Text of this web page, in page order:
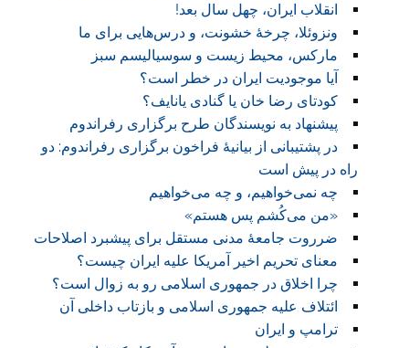
انقلاب ایران، چهل سال بعد!
ونزوئلا، چرخۀ خشونت، و درس‌هایی برای ما
مارکس، محیط زیست و سوسیالیسم سبز
آیا موجودیت ایران در خطر است؟
کودتای رضا خان یا گنادی یانایف؟
پیشنهاد به نویسندگان طرح برگزاری رفراندوم
در پشتیبانی از بیانیهٔ فراخون برگزاری رفراندوم: دو
راه در پیش است
چه نمی‌خواهیم، و چه می‌خواهیم
«من می‌کُشم پس هستم»
ضرروت جامعهٔ مدنی مستقل برای پیشبرد اصلاحات
معنای تحریم اخیر آمریکا علیه ایران چیست؟
چرا اخلاق در جمهوری اسلامی رو به زوال است؟
ائتلاف علیه جمهوری اسلامی و بازتاب داخلی آن
ترامپ و ایران